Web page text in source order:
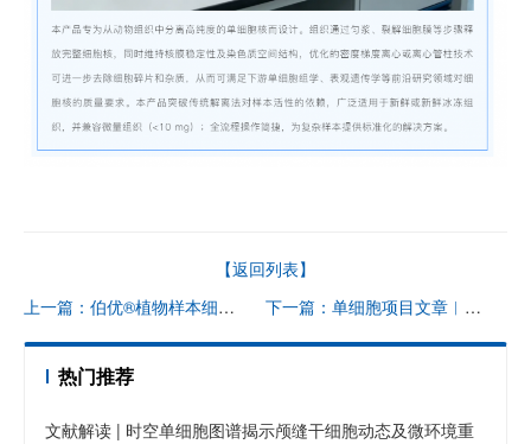
【返回列表】
上一篇：伯优®植物样本细胞核分离试剂盒（52305-10）应用案例分享：植物单细胞转录组整合实验与计算工作流程
下一篇：单细胞项目文章︱靶向 CAFs 来源的 PCSK6 抑制 PD-L1 膜重分布并恢复 CD8+ T 细胞抗结直肠癌免疫应答
热门推荐
文献解读 | 时空单细胞图谱揭示颅缝干细胞动态及微环境重